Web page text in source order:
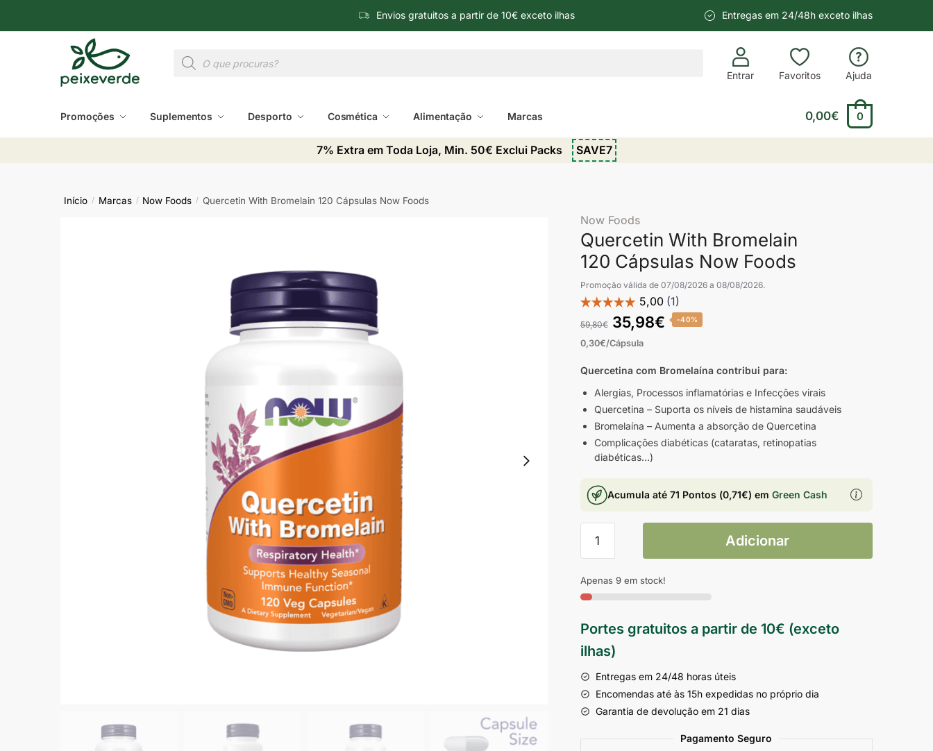
Envios gratuitos a partir de 10€ exceto ilhas Entregas em 24/48h exceto ilhas
Entrar Favoritos Ajuda
Promoções Suplementos Desporto Cosmética Alimentação Marcas 0,00€ 0
7% Extra em Toda Loja, Min. 50€ Exclui Packs SAVE7
Início / Marcas / Now Foods / Quercetin With Bromelain 120 Cápsulas Now Foods
Now Foods
Quercetin With Bromelain
120 Cápsulas Now Foods
Promoção válida de 07/08/2026 a 08/08/2026.
59,80€ 35,98€
0,30€/Cápsula
-40%
Quercetina com Bromelaína contribui para:
Alergias, Processos inflamatórias e Infecções virais
Quercetina – Suporta os níveis de histamina saudáveis
Bromelaína – Aumenta a absorção de Quercetina
Complicações diabéticas (cataratas, retinopatias
diabéticas…)
Acumula até 71 Pontos (0,71€) em Green Cash
Adicionar
Apenas 9 em stock!
Portes gratuitos a partir de 10€ (exceto
ilhas)
Entregas em 24/48 horas úteis
Encomendas até às 15h expedidas no próprio dia
Garantia de devolução em 21 dias
Pagamento Seguro